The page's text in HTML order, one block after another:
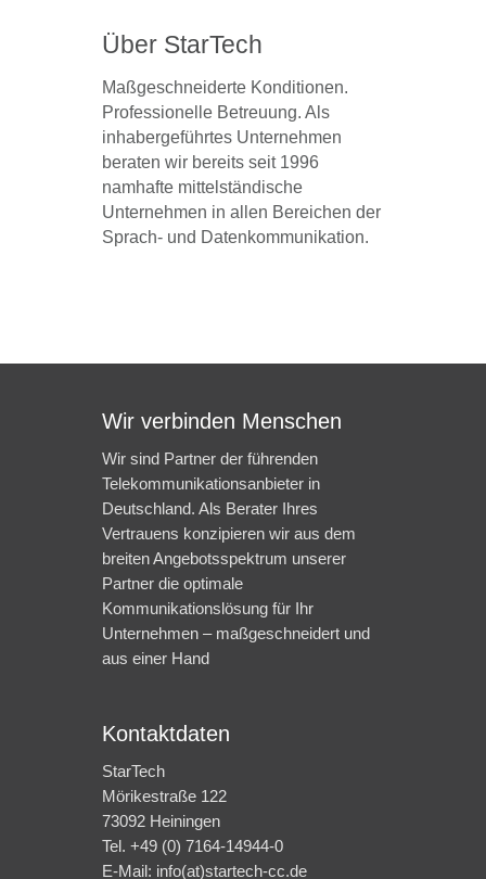
Über StarTech
Maßgeschneiderte Konditionen.
Professionelle Betreuung. Als
inhabergeführtes Unternehmen
beraten wir bereits seit 1996
namhafte mittelständische
Unternehmen in allen Bereichen der
Sprach- und Datenkommunikation.
Wir verbinden Menschen
Wir sind Partner der führenden
Telekommunikationsanbieter in
Deutschland. Als Berater Ihres
Vertrauens konzipieren wir aus dem
breiten Angebotsspektrum unserer
Partner die optimale
Kommunikationslösung für Ihr
Unternehmen – maßgeschneidert und
aus einer Hand
Kontaktdaten
StarTech
Mörikestraße 122
73092 Heiningen
Tel. +49 (0) 7164-14944-0
E-Mail: info(at)startech-cc.de